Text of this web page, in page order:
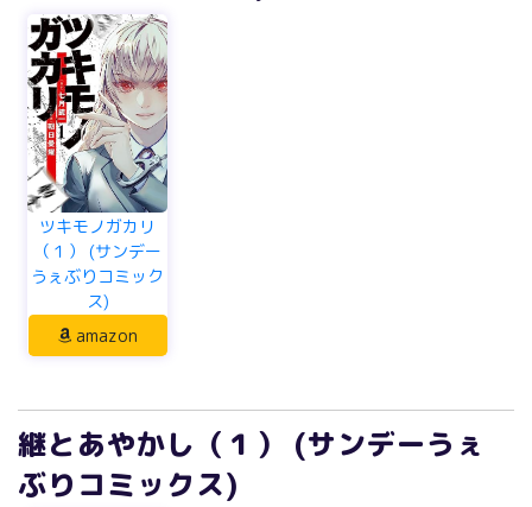
ツキモノガカリ
（１） (サンデー
うぇぶりコミック
ス)
amazon
継とあやかし（１） (サンデーうぇ
ぶりコミックス)